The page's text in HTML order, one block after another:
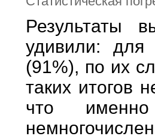
Результаты
удивили: для
(91%), по их
таких итогов
что